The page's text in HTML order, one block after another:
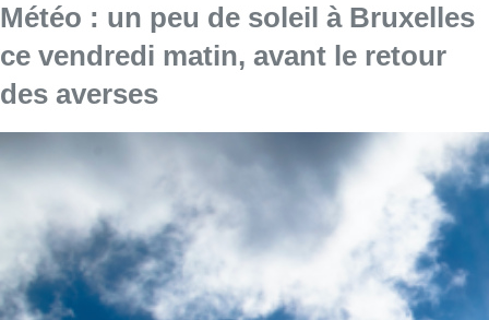
Météo : un peu de soleil à Bruxelles
ce vendredi matin, avant le retour
des averses